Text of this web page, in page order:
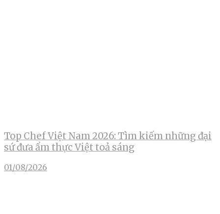
Top Chef Việt Nam 2026: Tìm kiếm những đại
sứ đưa ẩm thực Việt toả sáng
01/08/2026